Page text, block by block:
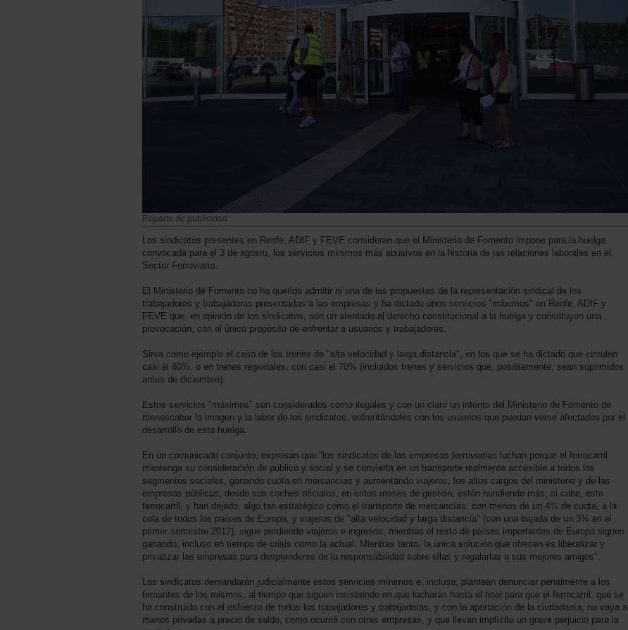
Reparto de publicidad
Los sindicatos presentes en Renfe, ADIF y FEVE consideran que el Ministerio de Fomento impone para la huelga
convocada para el 3 de agosto, los servicios mínimos más abusivos en la historia de las relaciones laborales en el
Sector Ferroviario.
El Ministerio de Fomento no ha querido admitir ni una de las propuestas de la representación sindical de los
trabajadores y trabajadoras presentadas a las empresas y ha dictado unos servicios "máximos" en Renfe, ADIF y
FEVE que, en opinión de los sindicatos, son un atentado al derecho constitucional a la huelga y constituyen una
provocación, con el único propósito de enfrentar a usuarios y trabajadores.
Sirva como ejemplo el caso de los trenes de "alta velocidad y larga distancia", en los que se ha dictado que circulen
casi el 80%, o en trenes regionales, con casi el 70% (incluidos trenes y servicios que, posiblemente, sean suprimidos
antes de diciembre).
Estos servicios "máximos" son considerados como ilegales y con un claro un intento del Ministerio de Fomento de
menoscabar la imagen y la labor de los sindicatos, enfrentándoles con los usuarios que puedan verse afectados por el
desarrollo de esta huelga.
En un comunicado conjunto, expresan que "los sindicatos de las empresas ferroviarias luchan porque el ferrocarril
mantenga su consideración de público y social y se convierta en un transporte realmente accesible a todos los
segmentos sociales, ganando cuota en mercancías y aumentando viajeros, los altos cargos del ministerio y de las
empresas públicas, desde sus coches oficiales, en estos meses de gestión, están hundiendo más, si cabe, este
ferrocarril, y han dejado, algo tan estratégico como el transporte de mercancías, con menos de un 4% de cuota, a la
cola de todos los países de Europa, y viajeros de "alta velocidad y larga distancia" (con una bajada de un 3% en el
primer semestre 2012), sigue perdiendo viajeros e ingresos, mientras el resto de países importantes de Europa siguen
ganando, incluso en tiempo de crisis como la actual. Mientras tanto, la única solución que ofrecen es liberalizar y
privatizar las empresas para desprenderse de la responsabilidad sobre ellas y regalarlas a sus mejores amigos".
Los sindicatos demandarán judicialmente estos servicios mínimos e, incluso, plantean denunciar penalmente a los
firmantes de los mismos, al tiempo que siguen insistiendo en que lucharán hasta el final para que el ferrocarril, que se
ha construido con el esfuerzo de todos los trabajadores y trabajadoras, y con la aportación de la ciudadanía, no vaya a
manos privadas a precio de saldo, como ocurrió con otras empresas, y que llevan implícito un grave perjuicio para la